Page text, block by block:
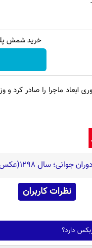
خرید شمش پلمپ
ماجرا را صادر کرد و
سال 1298(عکس)
نظرات کاربران
دارد؟